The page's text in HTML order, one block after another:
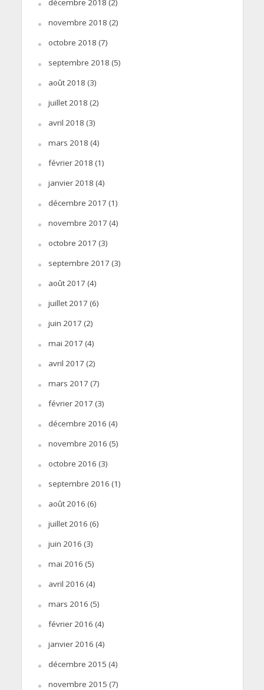
décembre 2018 (2)
novembre 2018 (2)
octobre 2018 (7)
septembre 2018 (5)
août 2018 (3)
juillet 2018 (2)
avril 2018 (3)
mars 2018 (4)
février 2018 (1)
janvier 2018 (4)
décembre 2017 (1)
novembre 2017 (4)
octobre 2017 (3)
septembre 2017 (3)
août 2017 (4)
juillet 2017 (6)
juin 2017 (2)
mai 2017 (4)
avril 2017 (2)
mars 2017 (7)
février 2017 (3)
décembre 2016 (4)
novembre 2016 (5)
octobre 2016 (3)
septembre 2016 (1)
août 2016 (6)
juillet 2016 (6)
juin 2016 (3)
mai 2016 (5)
avril 2016 (4)
mars 2016 (5)
février 2016 (4)
janvier 2016 (4)
décembre 2015 (4)
novembre 2015 (7)